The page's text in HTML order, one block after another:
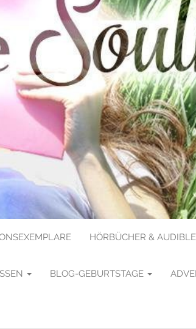
HÖRBÜCHER & AUDIBLE
BLOG-GEBURTSTAGE